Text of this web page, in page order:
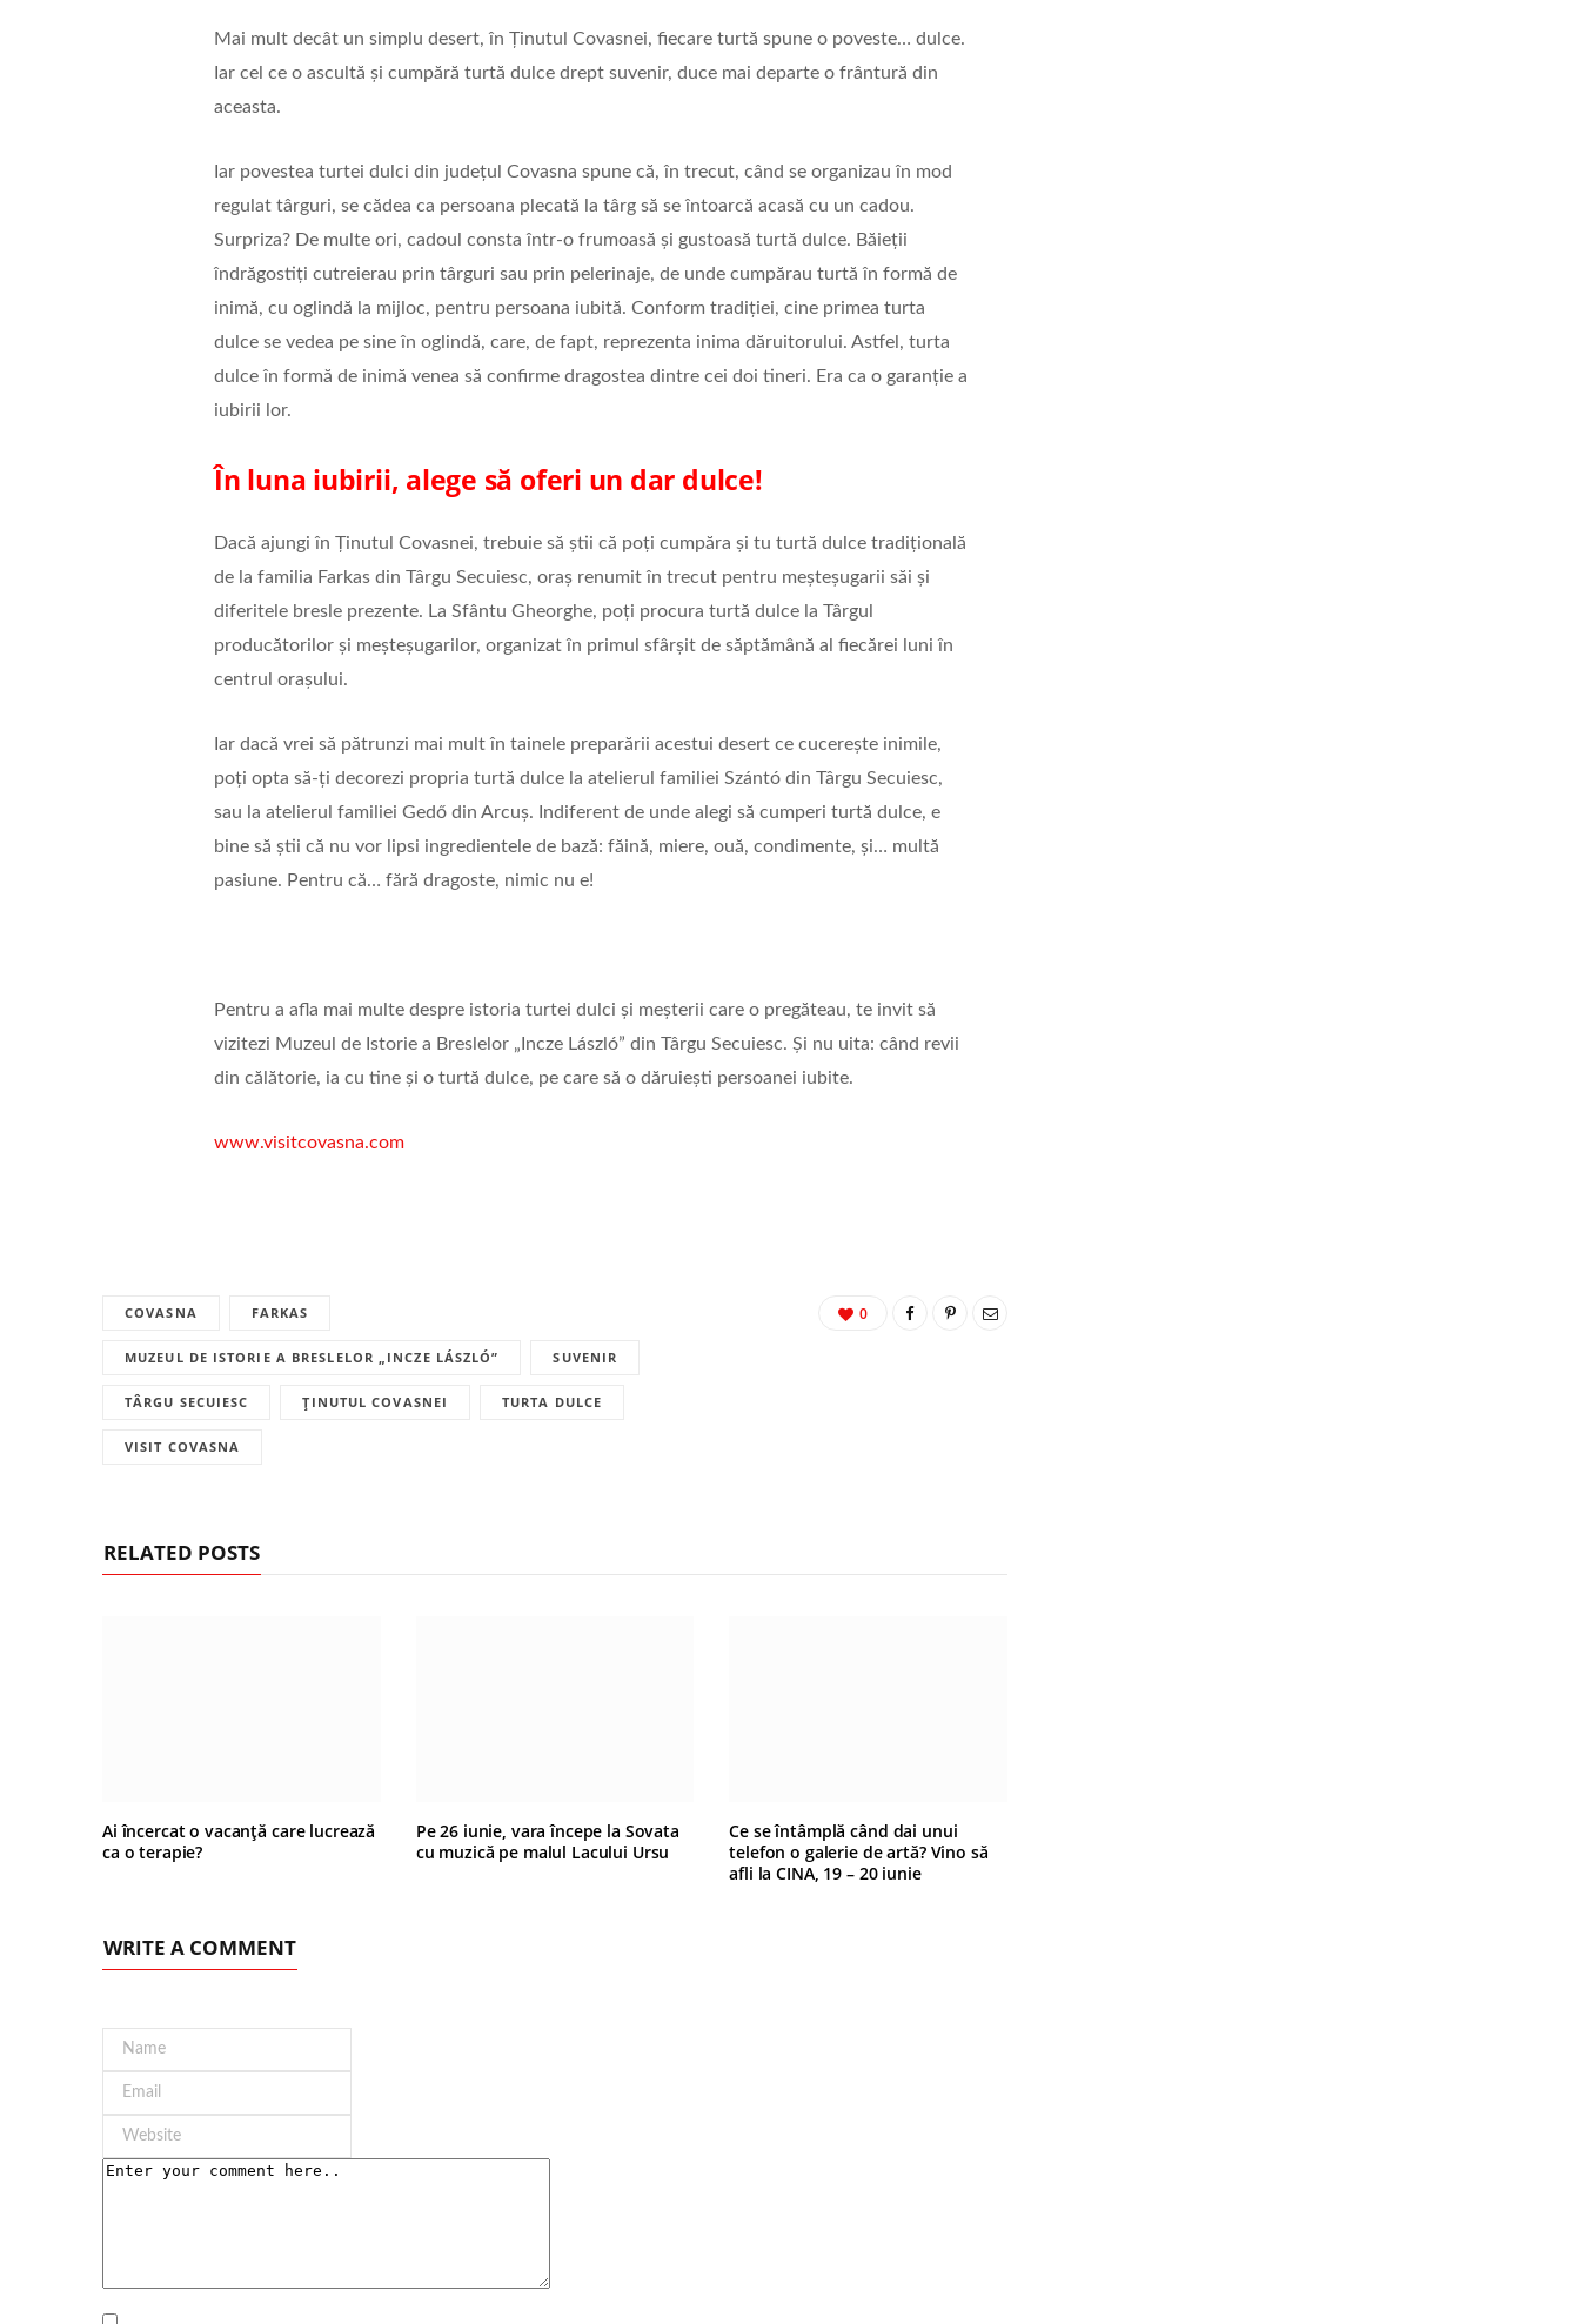
Mai mult decât un simplu desert, în Ținutul Covasnei, fiecare turtă spune o poveste… dulce.
Iar cel ce o ascultă și cumpără turtă dulce drept suvenir, duce mai departe o frântură din
aceasta.
Iar povestea turtei dulci din județul Covasna spune că, în trecut, când se organizau în mod
regulat târguri, se cădea ca persoana plecată la târg să se întoarcă acasă cu un cadou.
Surpriza? De multe ori, cadoul consta într-o frumoasă și gustoasă turtă dulce. Băieții
îndrăgostiți cutreierau prin târguri sau prin pelerinaje, de unde cumpărau turtă în formă de
inimă, cu oglindă la mijloc, pentru persoana iubită. Conform tradiției, cine primea turta
dulce se vedea pe sine în oglindă, care, de fapt, reprezenta inima dăruitorului. Astfel, turta
dulce în formă de inimă venea să confirme dragostea dintre cei doi tineri. Era ca o garanție a
iubirii lor.
În luna iubirii, alege să oferi un dar dulce!
Dacă ajungi în Ținutul Covasnei, trebuie să știi că poți cumpăra și tu turtă dulce tradițională
de la familia Farkas din Târgu Secuiesc, oraș renumit în trecut pentru meșteșugarii săi și
diferitele bresle prezente. La Sfântu Gheorghe, poți procura turtă dulce la Târgul
producătorilor și meșteșugarilor, organizat în primul sfârșit de săptămână al fiecărei luni în
centrul orașului.
Iar dacă vrei să pătrunzi mai mult în tainele preparării acestui desert ce cucerește inimile,
poți opta să-ți decorezi propria turtă dulce la atelierul familiei Szántó din Târgu Secuiesc,
sau la atelierul familiei Gedő din Arcuș. Indiferent de unde alegi să cumperi turtă dulce, e
bine să știi că nu vor lipsi ingredientele de bază: făină, miere, ouă, condimente, și… multă
pasiune. Pentru că… fără dragoste, nimic nu e!
Pentru a afla mai multe despre istoria turtei dulci și meșterii care o pregăteau, te invit să
vizitezi Muzeul de Istorie a Breslelor „Incze László” din Târgu Secuiesc. Și nu uita: când revii
din călătorie, ia cu tine și o turtă dulce, pe care să o dăruiești persoanei iubite.
www.visitcovasna.com
COVASNA FARKAS
MUZEUL DE ISTORIE A BRESLELOR „INCZE LÁSZLÓ” SUVENIR
TÂRGU SECUIESC ȚINUTUL COVASNEI TURTA DULCE
VISIT COVASNA
0
RELATED POSTS
Ai încercat o vacanță care lucrează
ca o terapie?
Pe 26 iunie, vara începe la Sovata
cu muzică pe malul Lacului Ursu
Ce se întâmplă când dai unui
telefon o galerie de artă? Vino să
afli la CINA, 19 – 20 iunie
WRITE A COMMENT